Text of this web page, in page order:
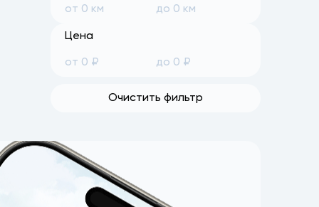
Цена
Очистить фильтр